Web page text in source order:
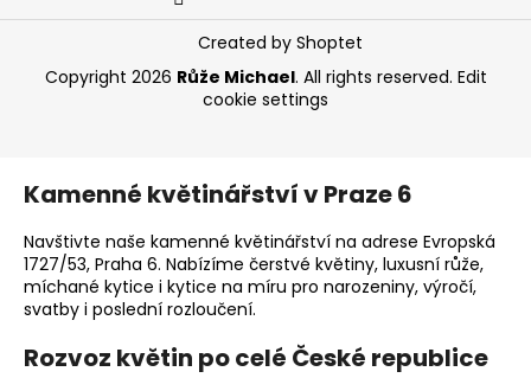
Created by Shoptet
Copyright 2026 Růže Michael. All rights reserved. Edit
cookie settings
Kamenné květinářství v Praze 6
Navštivte naše kamenné květinářství na adrese Evropská
1727/53, Praha 6. Nabízíme čerstvé květiny, luxusní růže,
míchané kytice i kytice na míru pro narozeniny, výročí,
svatby i poslední rozloučení.
Rozvoz květin po celé České republice